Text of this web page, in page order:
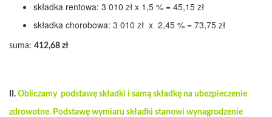
składka rentowa: 3 010 zł x 1,5 % = 45,15 zł
składka chorobowa: 3 010 zł x 2,45 % = 73,75 zł
suma: 412,68 zł
II. Obliczamy podstawę składki i samą składkę na ubezpieczenie
zdrowotne. Podstawę wymiaru składki stanowi wynagrodzenie